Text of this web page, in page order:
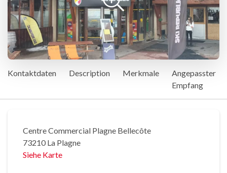
Kontaktdaten Description Merkmale
Angepasster
Empfang
Centre Commercial Plagne Bellecôte
73210 La Plagne
Siehe Karte